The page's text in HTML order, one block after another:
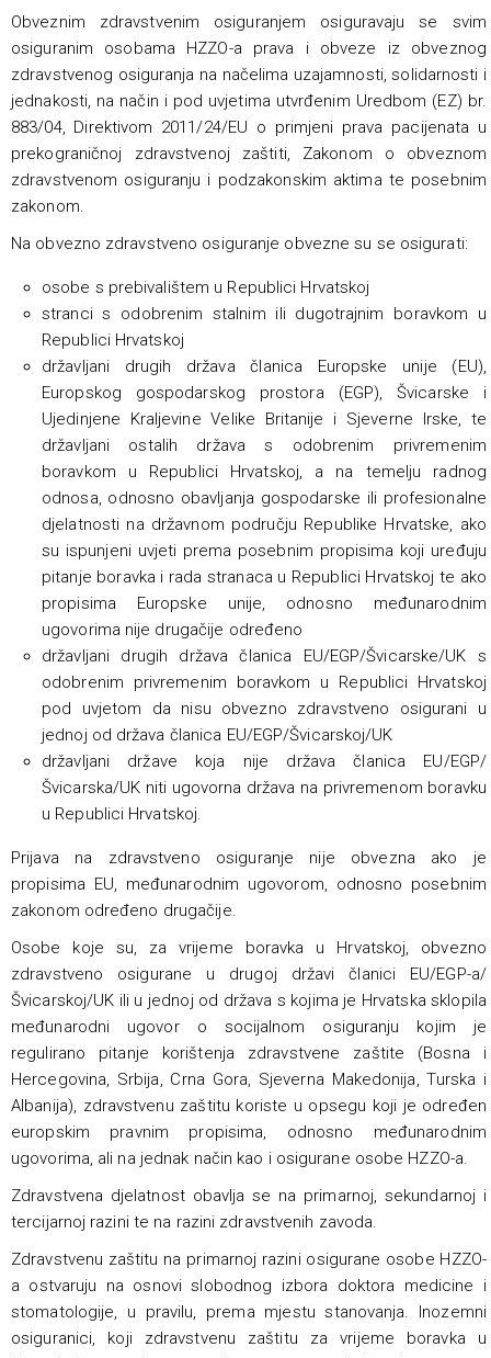
Obveznim zdravstvenim osiguranjem osiguravaju se svim
osiguranim osobama HZZO-a prava i obveze iz obveznog
zdravstvenog osiguranja na načelima uzajamnosti, solidarnosti i
jednakosti, na način i pod uvjetima utvrđenim Uredbom (EZ) br.
883/04, Direktivom 2011/24/EU o primjeni prava pacijenata u
prekograničnoj zdravstvenoj zaštiti, Zakonom o obveznom
zdravstvenom osiguranju i podzakonskim aktima te posebnim
zakonom.
Na obvezno zdravstveno osiguranje obvezne su se osigurati:
osobe s prebivalištem u Republici Hrvatskoj
stranci s odobrenim stalnim ili dugotrajnim boravkom u
Republici Hrvatskoj
državljani drugih država članica Europske unije (EU),
Europskog gospodarskog prostora (EGP), Švicarske i
Ujedinjene Kraljevine Velike Britanije i Sjeverne Irske, te
državljani ostalih država s odobrenim privremenim
boravkom u Republici Hrvatskoj, a na temelju radnog
odnosa, odnosno obavljanja gospodarske ili profesionalne
djelatnosti na državnom području Republike Hrvatske, ako
su ispunjeni uvjeti prema posebnim propisima koji uređuju
pitanje boravka i rada stranaca u Republici Hrvatskoj te ako
propisima Europske unije, odnosno međunarodnim
ugovorima nije drugačije određeno
državljani drugih država članica EU/EGP/Švicarske/UK s
odobrenim privremenim boravkom u Republici Hrvatskoj
pod uvjetom da nisu obvezno zdravstveno osigurani u
jednoj od država članica EU/EGP/Švicarskoj/UK
državljani države koja nije država članica EU/EGP/
Švicarska/UK niti ugovorna država na privremenom boravku
u Republici Hrvatskoj.
Prijava na zdravstveno osiguranje nije obvezna ako je
propisima EU, međunarodnim ugovorom, odnosno posebnim
zakonom određeno drugačije.
Osobe koje su, za vrijeme boravka u Hrvatskoj, obvezno
zdravstveno osigurane u drugoj državi članici EU/EGP-a/
Švicarskoj/UK ili u jednoj od država s kojima je Hrvatska sklopila
međunarodni ugovor o socijalnom osiguranju kojim je
regulirano pitanje korištenja zdravstvene zaštite (Bosna i
Hercegovina, Srbija, Crna Gora, Sjeverna Makedonija, Turska i
Albanija), zdravstvenu zaštitu koriste u opsegu koji je određen
europskim pravnim propisima, odnosno međunarodnim
ugovorima, ali na jednak način kao i osigurane osobe HZZO-a.
Zdravstvena djelatnost obavlja se na primarnoj, sekundarnoj i
tercijarnoj razini te na razini zdravstvenih zavoda.
Zdravstvenu zaštitu na primarnoj razini osigurane osobe HZZO-
a ostvaruju na osnovi slobodnog izbora doktora medicine i
stomatologije, u pravilu, prema mjestu stanovanja. Inozemni
osiguranici, koji zdravstvenu zaštitu za vrijeme boravka u